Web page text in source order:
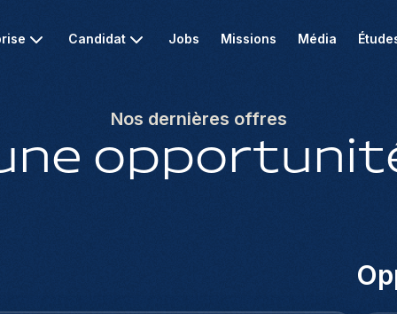
Candidat Jobs Missions Média
Nos dernières offres